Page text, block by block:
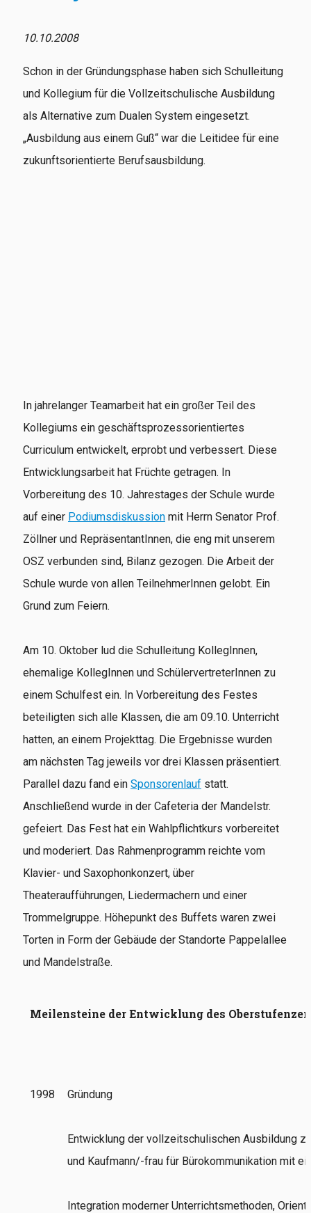
10.10.2008
Schon in der Gründungsphase haben sich Schulleitung
und Kollegium für die Vollzeitschulische Ausbildung
als Alternative zum Dualen System eingesetzt.
„Ausbildung aus einem Guß“ war die Leitidee für eine
zukunftsorientierte Berufsausbildung.
In jahrelanger Teamarbeit hat ein großer Teil des
Kollegiums ein geschäftsprozessorientiertes
Curriculum entwickelt, erprobt und verbessert. Diese
Entwicklungsarbeit hat Früchte getragen. In
Vorbereitung des 10. Jahrestages der Schule wurde
auf einer Podiumsdiskussion mit Herrn Senator Prof.
Zöllner und RepräsentantInnen, die eng mit unserem
OSZ verbunden sind, Bilanz gezogen. Die Arbeit der
Schule wurde von allen TeilnehmerInnen gelobt. Ein
Grund zum Feiern.
Am 10. Oktober lud die Schulleitung KollegInnen,
ehemalige KollegInnen und SchülervertreterInnen zu
einem Schulfest ein. In Vorbereitung des Festes
beteiligten sich alle Klassen, die am 09.10. Unterricht
hatten, an einem Projekttag. Die Ergebnisse wurden
am nächsten Tag jeweils vor drei Klassen präsentiert.
Parallel dazu fand ein Sponsorenlauf statt.
Anschließend wurde in der Cafeteria der Mandelstr.
gefeiert. Das Fest hat ein Wahlpflichtkurs vorbereitet
und moderiert. Das Rahmenprogramm reichte vom
Klavier- und Saxophonkonzert, über
Theateraufführungen, Liedermachern und einer
Trommelgruppe. Höhepunkt des Buffets waren zwei
Torten in Form der Gebäude der Standorte Pappelallee
und Mandelstraße.
Meilensteine der Entwicklung des
1998 Gründung
Entwicklung der vollzeitschulischen Ausbildung
und Kaufmann/-frau für Bürokommunikation mit
Integration moderner Unterrichtsmethoden,